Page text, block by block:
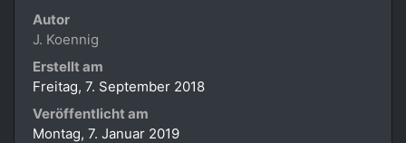
Autor
J. Koennig
Erstellt am
Freitag, 7. September 2018
Veröffentlicht am
Montag, 7. Januar 2019